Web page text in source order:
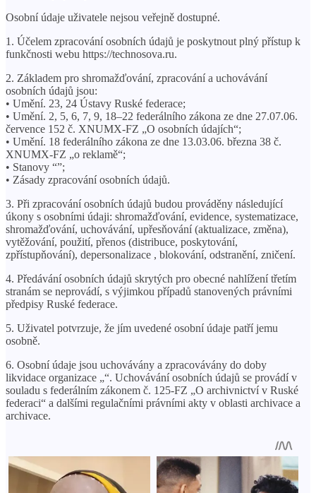
Osobní údaje uživatele nejsou veřejně dostupné.
1. Účelem zpracování osobních údajů je poskytnout plný přístup k
funkčnosti webu https://technosova.ru.
2. Základem pro shromažďování, zpracování a uchovávání
osobních údajů jsou:
• Umění. 23, 24 Ústavy Ruské federace;
• Umění. 2, 5, 6, 7, 9, 18–22 federálního zákona ze dne 27.07.06.
července 152 č. XNUMX-FZ „O osobních údajích“;
• Umění. 18 federálního zákona ze dne 13.03.06. března 38 č.
XNUMX-FZ „o reklamě“;
• Stanovy “”;
• Zásady zpracování osobních údajů.
3. Při zpracování osobních údajů budou prováděny následující
úkony s osobními údaji: shromažďování, evidence, systematizace,
shromažďování, uchovávání, upřesňování (aktualizace, změna),
vytěžování, použití, přenos (distribuce, poskytování,
zpřístupňování), depersonalizace , blokování, odstranění, zničení.
4. Předávání osobních údajů skrytých pro obecné nahlížení třetím
stranám se neprovádí, s výjimkou případů stanovených právními
předpisy Ruské federace.
5. Uživatel potvrzuje, že jím uvedené osobní údaje patří jemu
osobně.
6. Osobní údaje jsou uchovávány a zpracovávány do doby
likvidace organizace „“. Uchovávání osobních údajů se provádí v
souladu s federálním zákonem č. 125-FZ „O archivnictví v Ruské
federaci“ a dalšími regulačními právními akty v oblasti archivace a
archivace.